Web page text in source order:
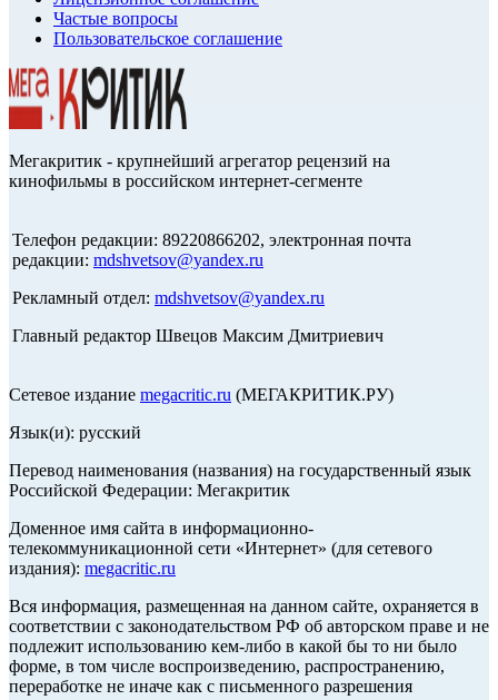
Частые вопросы
Пользовательское соглашение
Мегакритик - крупнейший агрегатор рецензий на
кинофильмы в российском интернет-сегменте
Телефон редакции: 89220866202, электронная почта
редакции: mdshvetsov@yandex.ru
Рекламный отдел: mdshvetsov@yandex.ru
Главный редактор Швецов Максим Дмитриевич
Сетевое издание megacritic.ru (МЕГАКРИТИК.РУ)
Язык(и): русский
Перевод наименования (названия) на государственный язык
Российской Федерации: Мегакритик
Доменное имя сайта в информационно-
телекоммуникационной сети «Интернет» (для сетевого
издания): megacritic.ru
Вся информация, размещенная на данном сайте, охраняется в
соответствии с законодательством РФ об авторском праве и не
подлежит использованию кем-либо в какой бы то ни было
форме, в том числе воспроизведению, распространению,
переработке не иначе как с письменного разрешения